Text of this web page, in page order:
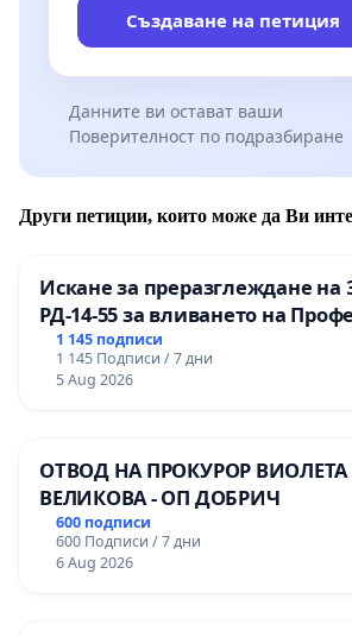
Създаване на петиция
Данните ви остават ваши
Поверителност по подразбиране
Други петиции, които може да Ви
Искане за преразглеждане
РД-14-55 за вливането на
гимназия по промишлени
Професионалната гимназия
мениджмънт – гр. Пазарджик
1 145 подписи
1 145 Подписи / 7 дни
5 Aug 2026
ОТВОД НА ПРОКУРОР ВИОЛЕТА
ВЕЛИКОВА - ОП ДОБРИЧ
600 подписи
600 Подписи / 7 дни
6 Aug 2026